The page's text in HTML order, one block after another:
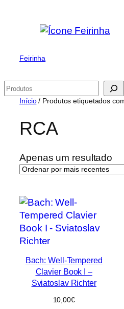
Feirinha
Pesquisar
Início/ Produtos etiquetados
RCA
Apenas um resultado
Bach: Well-Tempered
Clavier Book I –
Sviatoslav Richter
10,00€